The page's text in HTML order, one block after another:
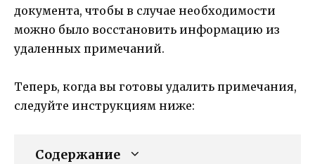
документа, чтобы в случае необходимости
можно было восстановить информацию из
удаленных примечаний.
Теперь, когда вы готовы удалить примечания,
следуйте инструкциям ниже:
Содержание